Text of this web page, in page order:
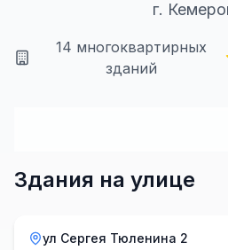
г.
14 многоквартирных
зданий
Здания на улице
ул Сергея Тюленина 2